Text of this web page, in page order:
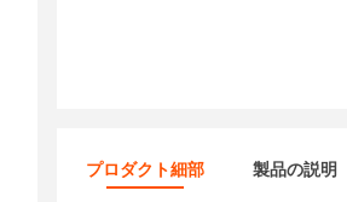
プロダクト細部 製品の説明